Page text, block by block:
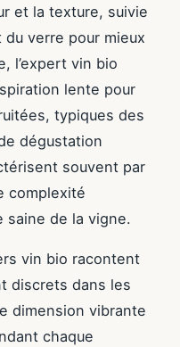
et la texture, suivie
du verre pour mieux
l’expert vin bio
lente pour
typiques des
dégustation
souvent par
complexité
saine de la vigne.
vin bio racontent
discrets dans les
dimension vibrante
chaque